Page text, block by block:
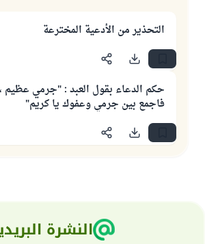
التحذير من الأدعية المخترعة
حكم الدعاء بقول العبد : "جرمي عظيم
فاجمع بين جرمي وعفوك يا كريم"
النشرة